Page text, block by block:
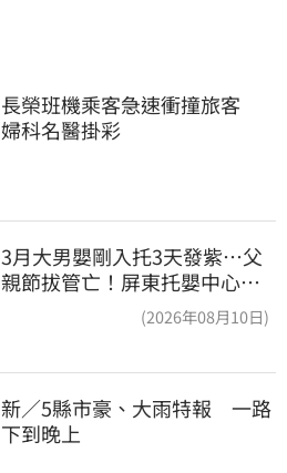
長榮班機乘客急速衝撞旅客
婦科名醫掛彩
3月大男嬰剛入托3天發紫…父
親節拔管亡！屏東托嬰中心回9
(2026年08月10日)
新／5縣市豪、大雨特報　一路
下到晚上